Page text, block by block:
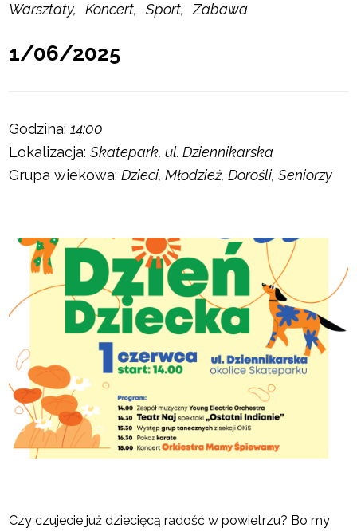
Warsztaty Koncert Sport Zabawa
1/06/2025
Godzina:14:00
Lokalizacja:Skatepark, ul. Dziennikarska
Grupa wiekowa:Dzieci, Młodzież, Dorośli, Seniorzy
Czy czujecie już dziecięcą radość w powietrzu? Bo my